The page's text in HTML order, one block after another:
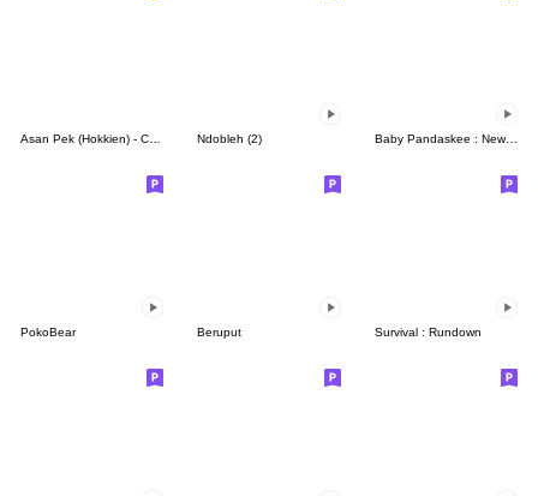
Ndobleh (2) Baby Pandaskee : New new new !
PokoBear Beruput Survival : Rundown